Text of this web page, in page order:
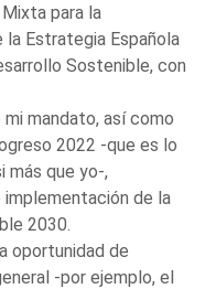
para la
la Estrategia Española
Sostenible, con
mandato, así como
2022 -que es lo
más que yo-,
de la
2030.
oportunidad de
-por ejemplo, el